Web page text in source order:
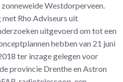
Westdorperveen.
Rho Adviseurs uit
uitgevoerd om tot een
hebben van 21 juni
ter inzage gelegen voor
provincie Drenthe en Astron